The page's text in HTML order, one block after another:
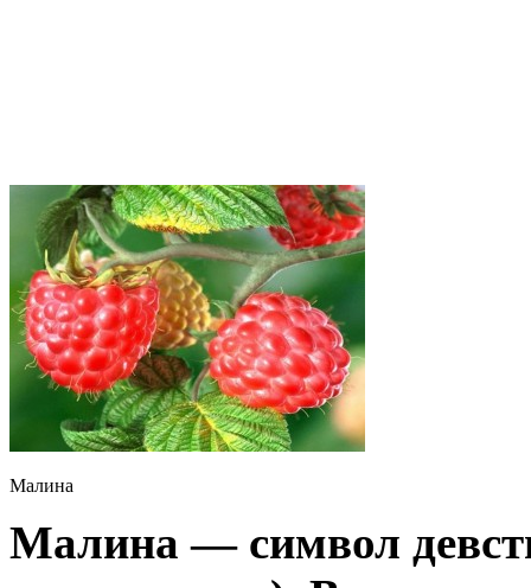
Малина
Малина — символ